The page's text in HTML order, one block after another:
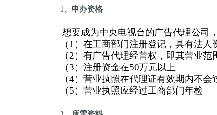
1、申办资格
想要成为中央电视台的广告代理公司
（1）在工商部门注册登记，具有法人
（2）有广告代理经营权，即其营业
（3）注册资金在50万元以上
（4）营业执照在代理证有效期内不会
（5）营业执照应经过工商部门年检